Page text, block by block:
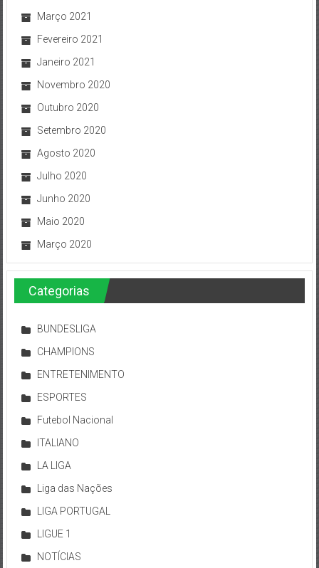
Março 2021
Fevereiro 2021
Janeiro 2021
Novembro 2020
Outubro 2020
Setembro 2020
Agosto 2020
Julho 2020
Junho 2020
Maio 2020
Março 2020
Categorias
BUNDESLIGA
CHAMPIONS
ENTRETENIMENTO
ESPORTES
Futebol Nacional
ITALIANO
LA LIGA
Liga das Nações
LIGA PORTUGAL
LIGUE 1
NOTÍCIAS